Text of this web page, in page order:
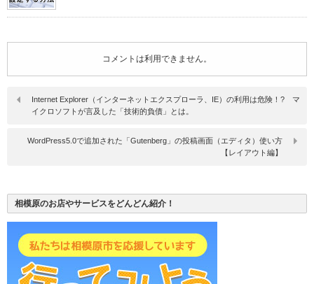
コメントは利用できません。
Internet Explorer（インターネットエクスプローラ、IE）の利用は危険！? マ
イクロソフトが言及した「技術的負債」とは。
WordPress5.0で追加された「Gutenberg」の投稿画面（エディタ）使い方
【レイアウト編】
相模原のお店やサービスをどんどん紹介！